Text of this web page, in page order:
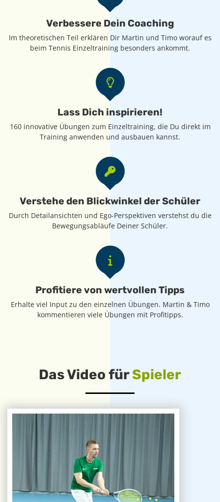
Verbessere Dein Coaching
Im theoretischen Teil erklären Dir Martin und Timo worauf es
beim Tennis Einzeltraining besonders ankommt.
Lass Dich inspirieren!
160 innovative Übungen zum Einzeltraining, die Du direkt im
Training anwenden und ausbauen kannst.
Verstehe den Blickwinkel der Schüler
Durch Detailansichten und Ego-Perspektiven verstehst du die
Bewegungsabläufe Deiner Schüler.
Profitiere von wertvollen Tipps
Erhalte viel Input zu den einzelnen Übungen. Martin & Timo
kommentieren viele Übungen mit Profitipps.
Das Video fürSpieler